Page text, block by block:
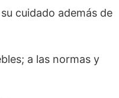
cuidado además de
a las normas y